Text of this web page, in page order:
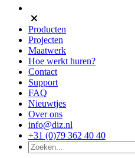
Producten
Projecten
Maatwerk
Hoe werkt huren?
Contact
Support
FAQ
Nieuwtjes
Over ons
info@diz.nl
+31 (0)79 362 40 40